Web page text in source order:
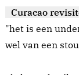
Curacao
"het is een
wel van een